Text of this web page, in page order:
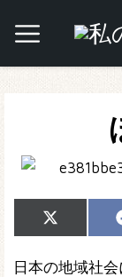
Share
on
X
(Twitter)
日本の地域社